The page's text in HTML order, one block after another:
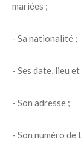
mariées ;
- Sa nationalité ;
- Ses date, lieu
- Son adresse ;
- Son numéro de